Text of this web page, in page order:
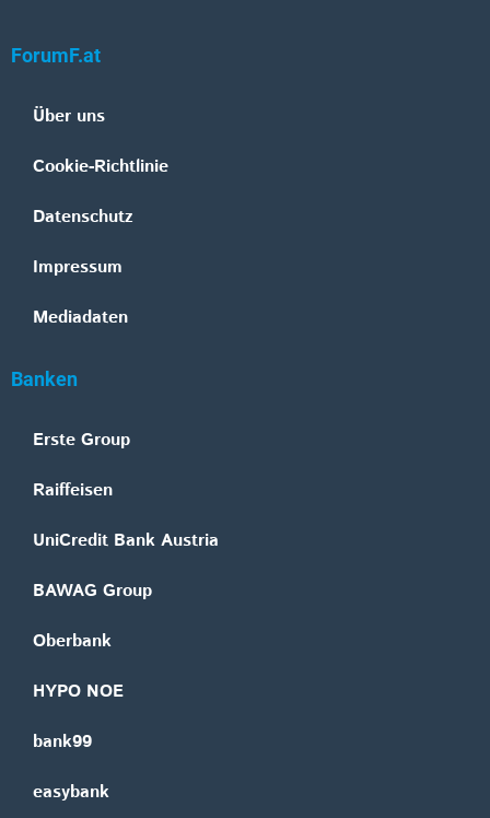
ForumF.at
Über uns
Cookie-Richtlinie
Datenschutz
Impressum
Mediadaten
Banken
Erste Group
Raiffeisen
UniCredit Bank Austria
BAWAG Group
Oberbank
HYPO NOE
bank99
easybank